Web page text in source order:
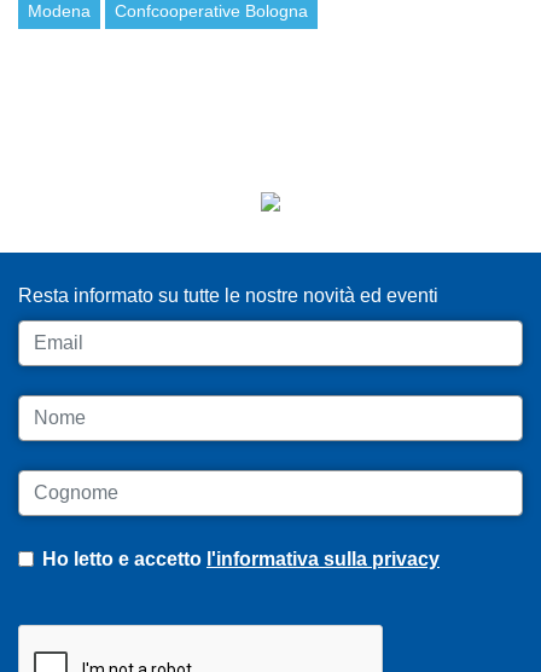
Modena Confcooperative Bologna
Resta informato su tutte le nostre novità ed eventi
Email
Nome
Cognome
Ho letto e accetto l'informativa sulla privacy